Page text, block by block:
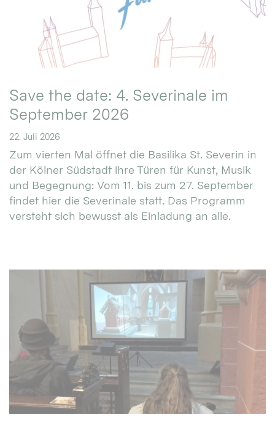
Save the date: 4. Severinale im
September 2026
22. Juli 2026
Zum vierten Mal öffnet die Basilika St. Severin in
der Kölner Südstadt ihre Türen für Kunst, Musik
und Begegnung: Vom 11. bis zum 27. September
findet hier die Severinale statt. Das Programm
versteht sich bewusst als Einladung an alle.